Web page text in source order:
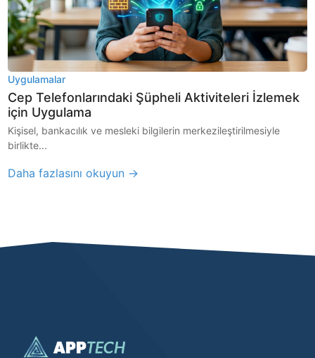
Uygulamalar
Cep Telefonlarındaki Şüpheli Aktiviteleri İzlemek
için Uygulama
Kişisel, bankacılık ve mesleki bilgilerin merkezileştirilmesiyle
birlikte...
Daha fazlasını okuyun →